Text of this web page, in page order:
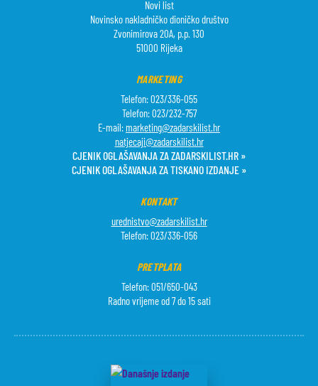
Novi list
Novinsko nakladničko dioničko društvo
Zvonimirova 20A, p.p. 130
51000 Rijeka
MARKETING
Telefon: 023/336-055
Telefon: 023/232-757
E-mail: marketing@zadarskilist.hr
natjecaji@zadarskilist.hr
CJENIK OGLAŠAVANJA ZA ZADARSKILIST.HR »
CJENIK OGLAŠAVANJA ZA TISKANO IZDANJE »
KONTAKT
urednistvo@zadarskilist.hr
Telefon: 023/336-056
PRETPLATA
Telefon: 051/650-043
Radno vrijeme od 7 do 15 sati